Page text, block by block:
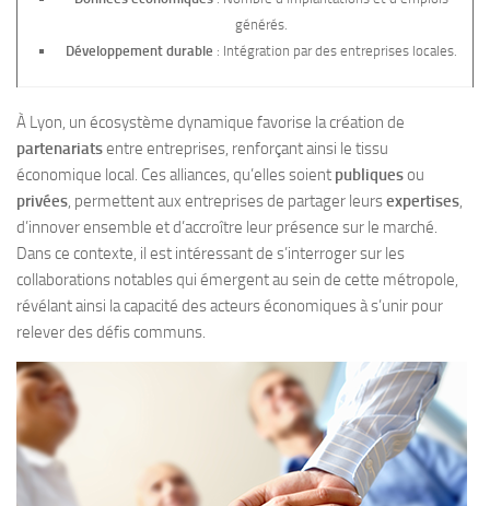
générés.
Développement durable : Intégration par des entreprises locales.
À Lyon, un écosystème dynamique favorise la création de
partenariatsentre entreprises, renforçant ainsi le tissu
économique local. Ces alliances, qu’elles soient publiquesou
privées, permettent aux entreprises de partager leursexpertises,
d’innover ensemble et d’accroître leur présence sur le marché.
Dans ce contexte, il est intéressant de s’interroger sur les
collaborations notables qui émergent au sein de cette métropole,
révélant ainsi la capacité des acteurs économiques à s’unir pour
relever des défis communs.